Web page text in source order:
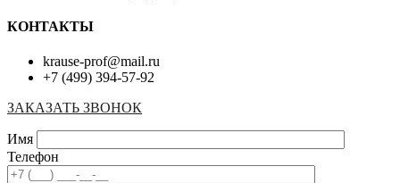
КОНТАКТЫ
krause-prof@mail.ru
+7 (499) 394-57-92
ЗАКАЗАТЬ ЗВОНОК
Имя
Телефон